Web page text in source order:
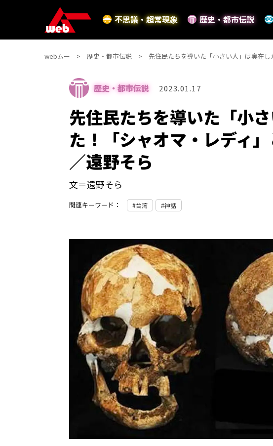
不思議・超常現象 歴史・都市伝説
webムー 歴史・都市伝説 先住民たちを導いた「小さい人」は実在
歴史・都市伝説 2023.01.17
先住民たちを導いた「小
た！「シャオマ・レディ
／遠野そら
文＝遠野そら
関連キーワード： 台湾 神話